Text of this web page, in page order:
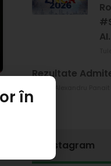
Rezultate
Instagram
în